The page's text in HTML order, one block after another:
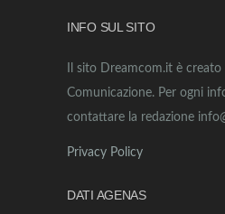
INFO SUL SITO
Il sito Dreamcom.it è
Comunicazione. Per ogni
contattare la redazione
Privacy Policy
DATI AGENAS